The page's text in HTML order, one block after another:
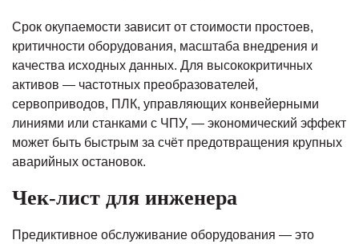
Срок окупаемости зависит от стоимости простоев,
критичности оборудования, масштаба внедрения и
качества исходных данных. Для высококритичных
активов — частотных преобразователей,
сервоприводов, ПЛК, управляющих конвейерными
линиями или станками с ЧПУ, — экономический эффект
может быть быстрым за счёт предотвращения крупных
аварийных остановок.
Чек-лист для инженера
Предиктивное обслуживание оборудования — это